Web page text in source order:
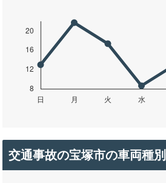
交通事故の宝塚市の車両種